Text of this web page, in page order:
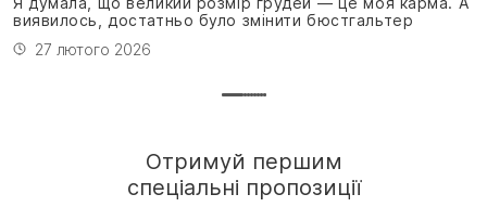
виявилось, достатньо було змінити бюстгальтер
27 лютого 2026
Отримуй першим
спеціальні пропозиції